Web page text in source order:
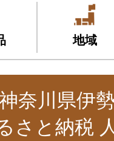
地域
奈川県伊
さと納税